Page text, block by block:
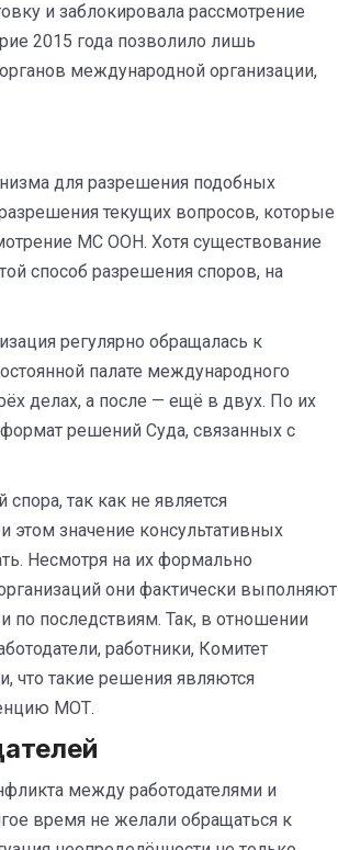
и заблокировала рассмотрение
2015 года позволило лишь
международной организации,
для разрешения подобных
текущих вопросов, которые
МС ООН. Хотя существование
способ разрешения споров, на
регулярно обращалась к
палате международного
делах, а после — ещё в двух. По их
решений Суда, связанных с
так как не является
значение консультативных
Несмотря на их формально
они фактически выполняют
последствиям. Так, в отношении
работники, Комитет
что такие решения являются
МОТ.
между работодателями и
время не желали обращаться к